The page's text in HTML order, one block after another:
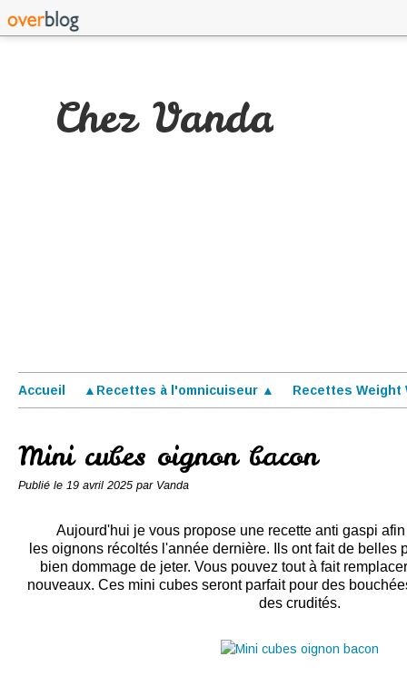
Chez Vanda
Accueil ▲Recettes à l'omnicuiseur ▲ Recettes Weight
Mini cubes oignon bacon
Publié le 19 avril 2025 par Vanda
Aujourd'hui je vous propose une recette anti gaspi
les oignons récoltés l'année dernière. Ils ont fait de belles
bien dommage de jeter. Vous pouvez tout à fait
nouveaux. Ces mini cubes seront parfait pour des
des crudités.